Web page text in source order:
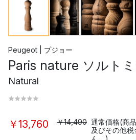
Peugeot | プジョー
Paris nature ソルト
Natural
￥13,760 ￥14,490 通常価格(商
及びその他
ん。)